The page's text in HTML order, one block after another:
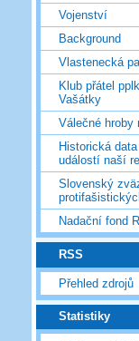
Vojenství
Background
Vlastenecká
Klub přátel
Vašátky
Válečné hroby
Historická
událostí naší
Slovenský
Nadační fond
RSS
Přehled zdrojů
Statistiky